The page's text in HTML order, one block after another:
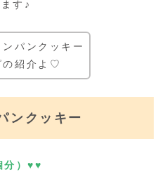
す♪
パンクッキー
の紹介よ♡
ンクッキー
）♥♥